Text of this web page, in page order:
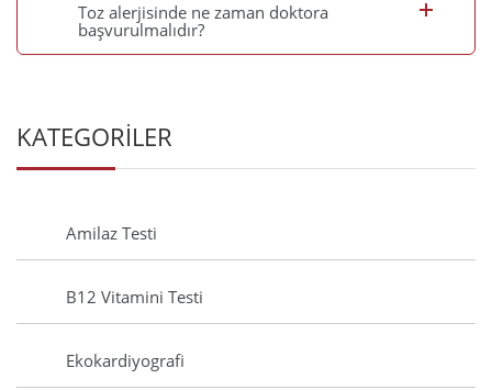
Toz alerjisinde ne zaman doktora
başvurulmalıdır?
KATEGORİLER
Amilaz Testi
B12 Vitamini Testi
Ekokardiyografi